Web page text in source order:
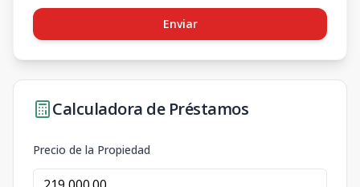
Enviar
Calculadora de Préstamos
Precio de la Propiedad